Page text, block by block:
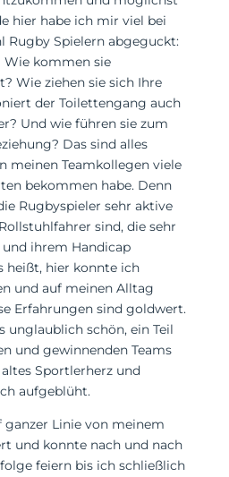
hier habe ich mir viel bei
Rugby Spielern abgeguckt:
Wie kommen sie
Wie ziehen sie sich Ihre
der Toilettengang auch
Und wie führen sie zum
Das sind alles
meinen Teamkollegen viele
bekommen habe. Denn
Rugbyspieler sehr aktive
sind, die sehr
ihrem Handicap
heißt, hier konnte ich
und auf meinen Alltag
Erfahrungen sind goldwert.
unglaublich schön, ein Teil
und gewinnenden Teams
Sportlerherz und
aufgeblüht.
ganzer Linie von meinem
und konnte nach und nach
feiern bis ich schließlich